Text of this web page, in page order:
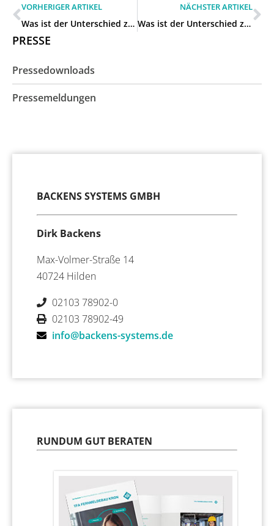
VORHERIGER ARTIKEL
Was ist der Unterschied zwischen IP-Telefonanlage und herkömmlicher Anlage für Unternehmen in Herne?
NÄCHSTER ARTIKEL
Was ist der Unterschied zwischen IP-Telefonanlage und herkömmlicher Anlage für Unternehmen in Hattingen?
PRESSE
Pressedownloads
Pressemeldungen
BACKENS SYSTEMS GMBH
Dirk Backens
Max-Volmer-Straße 14
40724 Hilden
02103 78902-0
02103 78902-49
info@backens-systems.de
RUNDUM GUT BERATEN